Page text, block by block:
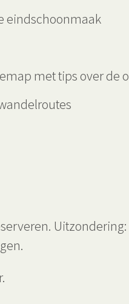
eindschoonmaak
met tips over de